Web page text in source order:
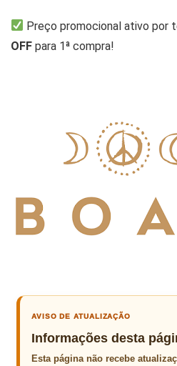
Preço promocional ativo por
OFF para 1ª compra!
AVISO DE ATUALIZAÇÃO
Informações desta
Esta página não recebe